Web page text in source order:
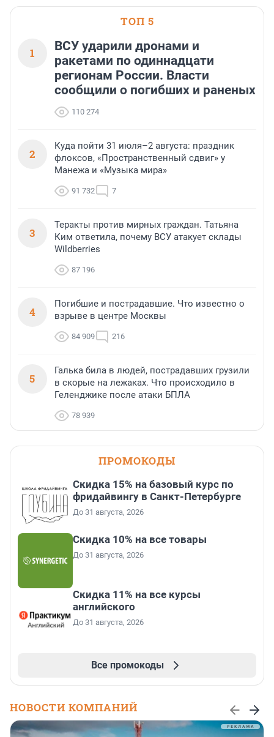
ТОП 5
1
ВСУ ударили дронами и
ракетами по одиннадцати
регионам России. Власти
сообщили о погибших и раненых
110 274
2
Куда пойти 31 июля–2 августа: праздник
флоксов, «Пространственный сдвиг» у
Манежа и «Музыка мира»
91 732 7
3
Теракты против мирных граждан. Татьяна
Ким ответила, почему ВСУ атакует склады
Wildberries
87 196
4
Погибшие и пострадавшие. Что известно о
взрыве в центре Москвы
84 909 216
5
Галька била в людей, пострадавших грузили
в скорые на лежаках. Что происходило в
Геленджике после атаки БПЛА
78 939
ПРОМОКОДЫ
Скидка 15% на базовый курс по
фридайвингу в Санкт-Петербурге
До 31 августа, 2026
Скидка 10% на все товары
До 31 августа, 2026
Скидка 11% на все курсы
английского
До 31 августа, 2026
Все промокоды
НОВОСТИ КОМПАНИЙ